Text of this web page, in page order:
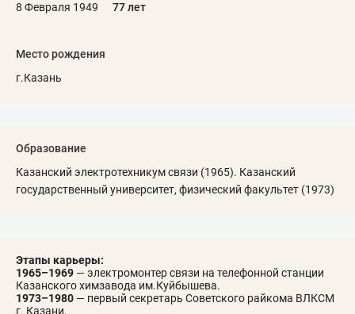
8 Февраля 1949
77 лет
Место рождения
г.Казань
Образование
Казанский электротехникум связи (1965). Казанский
государственный университет, физический факультет (1973)
Этапы карьеры:
1965–1969 — электромонтер связи на телефонной станции
Казанского химзавода им.Куйбышева.
1973–1980 — первый секретарь Советского райкома ВЛКСМ
г. Казани.